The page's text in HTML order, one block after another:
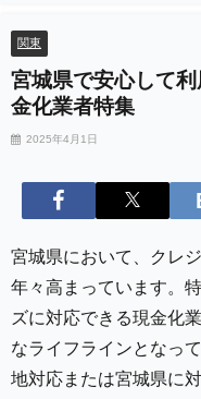
関東
宮城県で安心して
金化業者特集
2025年4月1日
宮城県において、クレ
年々高まっています。
ズに対応できる現金化
なライフラインとなっ
地対応または宮城県に